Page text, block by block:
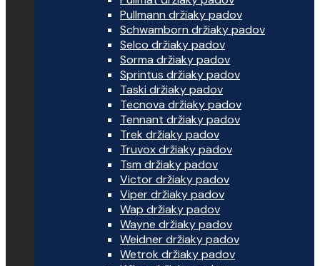
Pullmann držiaky padov
Schwamborn držiaky padov
Selco držiaky padov
Sorma držiaky padov
Sprintus držiaky padov
Taski držiaky padov
Tecnova držiaky padov
Tennant držiaky padov
Trek držiaky padov
Truvox držiaky padov
Tsm držiaky padov
Victor držiaky padov
Viper držiaky padov
Wap držiaky padov
Wayne držiaky padov
Weidner držiaky padov
Wetrok držiaky padov